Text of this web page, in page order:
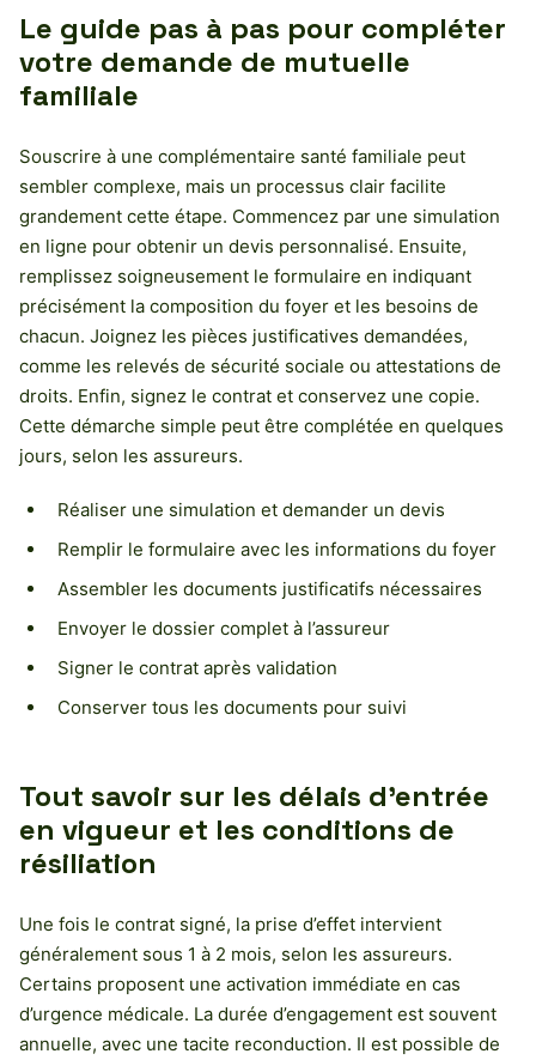
Le guide pas à pas pour compléter
votre demande de mutuelle
familiale
Souscrire à une complémentaire santé familiale peut
sembler complexe, mais un processus clair facilite
grandement cette étape. Commencez par une simulation
en ligne pour obtenir un devis personnalisé. Ensuite,
remplissez soigneusement le formulaire en indiquant
précisément la composition du foyer et les besoins de
chacun. Joignez les pièces justificatives demandées,
comme les relevés de sécurité sociale ou attestations de
droits. Enfin, signez le contrat et conservez une copie.
Cette démarche simple peut être complétée en quelques
jours, selon les assureurs.
Réaliser une simulation et demander un devis
Remplir le formulaire avec les informations du foyer
Assembler les documents justificatifs nécessaires
Envoyer le dossier complet à l’assureur
Signer le contrat après validation
Conserver tous les documents pour suivi
Tout savoir sur les délais d’entrée
en vigueur et les conditions de
résiliation
Une fois le contrat signé, la prise d’effet intervient
généralement sous 1 à 2 mois, selon les assureurs.
Certains proposent une activation immédiate en cas
d’urgence médicale. La durée d’engagement est souvent
annuelle, avec une tacite reconduction. Il est possible de